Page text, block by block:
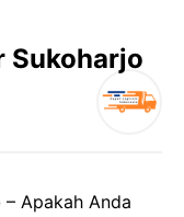
Sukoharjo
– Apakah Anda